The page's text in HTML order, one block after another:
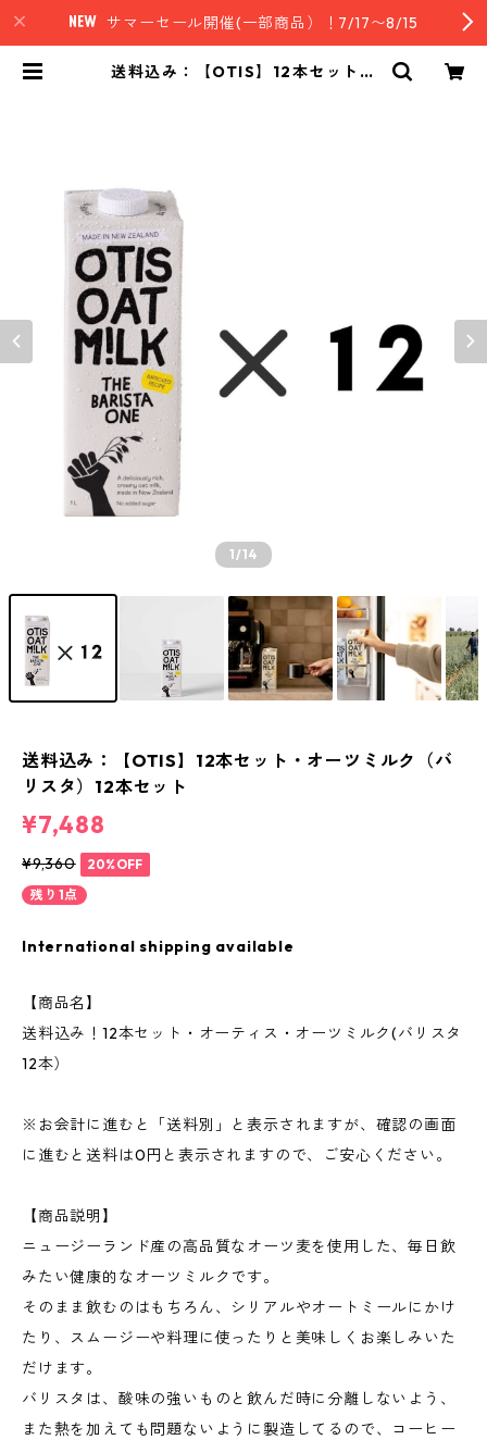
サマーセール開催(一部商品）！7/17〜8/15
送料込み：【OTIS】12本セット・
1/14
送料込み：【OTIS】12本セット・オーツミルク（バ
リスタ）12本セット
¥7,488
¥9,360
20%OFF
残り1点
International shipping available
【商品名】
送料込み！12本セット・オーティス・オーツミルク(バリスタ
12本）
※お会計に進むと「送料別」と表示されますが、確認の画面
に進むと送料は0円と表示されますので、ご安心ください。
【商品説明】
ニュージーランド産の高品質なオーツ麦を使用した、毎日飲
みたい健康的なオーツミルクです。
そのまま飲むのはもちろん、シリアルやオートミールにかけ
たり、スムージーや料理に使ったりと美味しくお楽しみいた
だけます。
バリスタは、酸味の強いものと飲んだ時に分離しないよう、
また熱を加えても問題ないように製造してるので、コーヒー